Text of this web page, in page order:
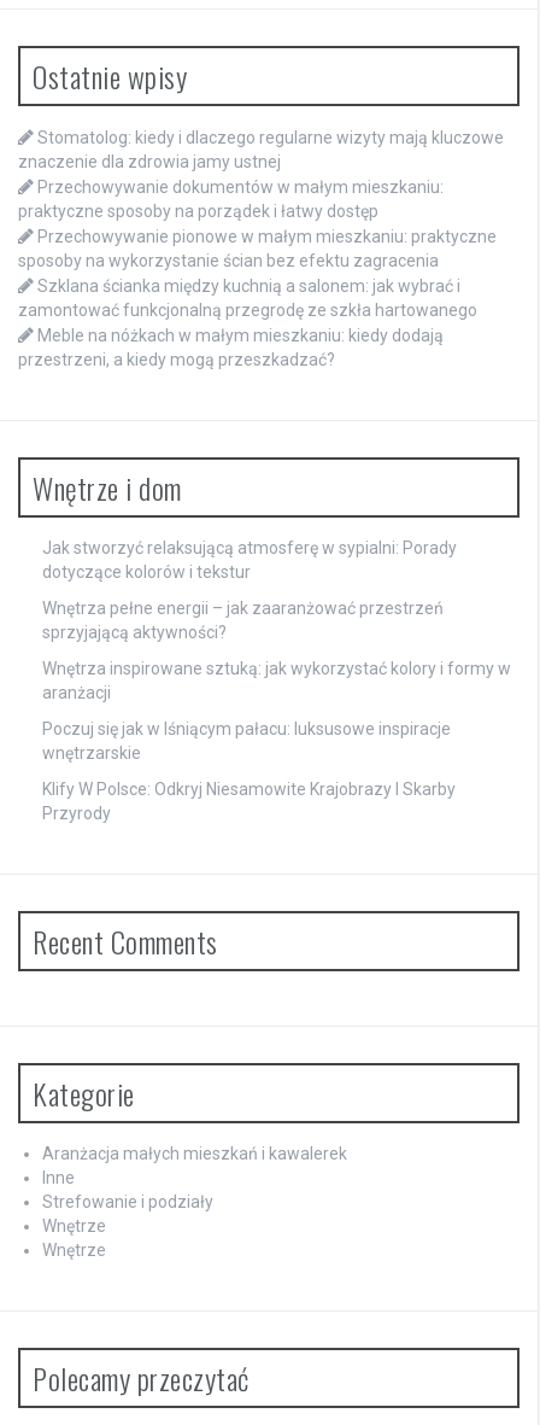
Ostatnie wpisy
Stomatolog: kiedy i dlaczego regularne wizyty mają kluczowe
znaczenie dla zdrowia jamy ustnej
Przechowywanie dokumentów w małym mieszkaniu:
praktyczne sposoby na porządek i łatwy dostęp
Przechowywanie pionowe w małym mieszkaniu: praktyczne
sposoby na wykorzystanie ścian bez efektu zagracenia
Szklana ścianka między kuchnią a salonem: jak wybrać i
zamontować funkcjonalną przegrodę ze szkła hartowanego
Meble na nóżkach w małym mieszkaniu: kiedy dodają
przestrzeni, a kiedy mogą przeszkadzać?
Wnętrze i dom
Jak stworzyć relaksującą atmosferę w sypialni: Porady
dotyczące kolorów i tekstur
Wnętrza pełne energii – jak zaaranżować przestrzeń
sprzyjającą aktywności?
Wnętrza inspirowane sztuką: jak wykorzystać kolory i formy w
aranżacji
Poczuj się jak w lśniącym pałacu: luksusowe inspiracje
wnętrzarskie
Klify W Polsce: Odkryj Niesamowite Krajobrazy I Skarby
Przyrody
Recent Comments
Kategorie
Aranżacja małych mieszkań i kawalerek
Inne
Strefowanie i podziały
Wnętrze
Wnętrze
Polecamy przeczytać